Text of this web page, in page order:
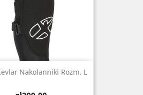
Nakolanniki Rozm. L